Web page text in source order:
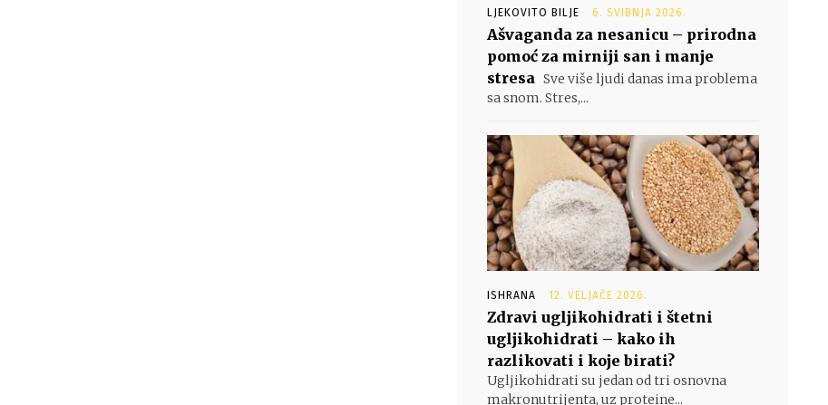
LJEKOVITO BILJE 6. SVIBNJA 2026.
Ašvaganda za nesanicu – prirodna
pomoć za mirniji san i manje
stresa Sve više ljudi danas ima problema
sa snom. Stres,...
ISHRANA 12. VELJAČE 2026.
Zdravi ugljikohidrati i štetni
ugljikohidrati – kako ih
razlikovati i koje birati?
Ugljikohidrati su jedan od tri osnovna
makronutrijenta, uz proteine...